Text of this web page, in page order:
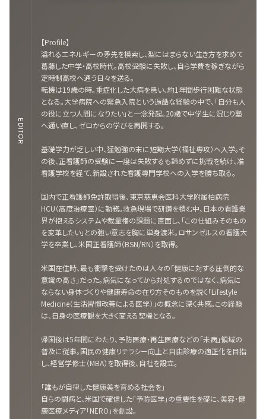
EDITOR
【Profile】
溢れるエネルギーの矛先を模索し、型にはまらない生き方を求めて
葛藤した中学・高校時代。高校受験に失敗し、自ら学費を稼ぎながら
定時制高校へ通う日々を送る。
転機は19歳の時。重症化した大病を患い、約1年間歩行困難な状態
となる。大学病院への緊急入院という過酷な経験の中で、「自分も人
の役に立つ人間になりたい」と一念発起。20歳で中学生に混じり塾
へ通い直し、ゼロからの学びを再開する。
基礎学力が乏しい中、猛勉強の末に短期大学（福祉専攻）へ入学。そ
の後、正看護師の受験に一度は失敗するも諦めずに挑戦を続け、准
看護学校を経て、新設された看護専門学校への入学を勝ち取る。
国内で正看護師免許取得後、東京慈恵会医科大学附属柏病院
HCU（高度治療室）に勤務。救急現場で研鑽を積む中、日本の看護業
界が抱えるシステムや裁量権の課題に直面し、「この仕組みそのもの
を変革したい」との強い意志を胸に単身渡米。ロサンゼルスの看護大
学を卒業し、米国正看護師（BSN/RN）を取得。
米国在住時、最も衝撃を受けたのは人々の「健康に対する圧倒的な
意識の高さ」だった。病気になってから対処するのではなく、病気に
ならない身体づくりや健康寿命の在り方そのものを説く「Lifestyle
Medicine（生活習慣改善による医学）」の概念に深く共感。この経験
は、自身の医療観を大きく変える契機となる。
帰国後は5年間にわたり、予防医療・再生医療などの「未病」領域の
普及に従事。国民の健康リテラシー向上と自由診療の適正化を目指
し、経営学修士（MBA）を取得後、自社を設立。
「誰もが自律した健康美を育める社会を」
自らの闘病と、米国で確信した「予防医学」の重要性を礎に、美容・健
康医療メディア「NERO」を創設。